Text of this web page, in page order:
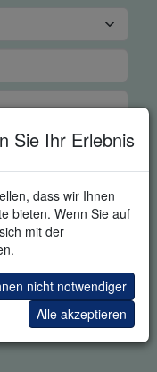
Sie Ihr Erlebnis
dass wir Ihnen
bieten. Wenn Sie auf
mit der
nicht notwendiger
Alle akzeptieren